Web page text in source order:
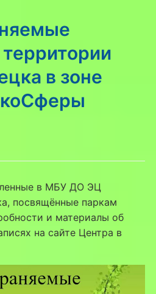
в зоне
в МБУ ДО ЭЦ
посвящённые паркам
и материалы об
на сайте Центра в